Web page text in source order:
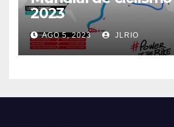
2023
AGO 5, 2023 JLRIO